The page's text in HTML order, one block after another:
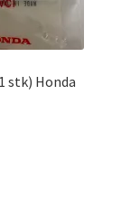
stk) Honda